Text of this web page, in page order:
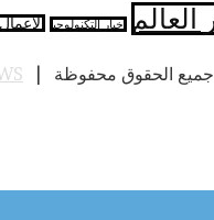
العالم اخبار التكنولوجيا